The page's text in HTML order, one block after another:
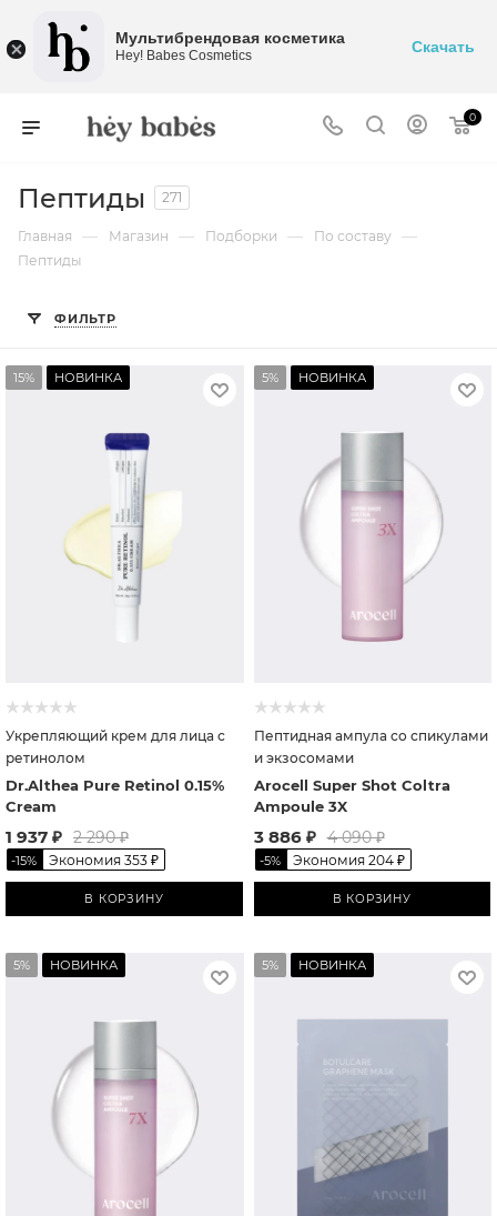
0
Пептиды 271
Главная — Магазин — Подборки — По составу —
Пептиды
ФИЛЬТР
15% НОВИНКА
Укрепляющий крем для лица с
ретинолом
Dr.Althea Pure Retinol 0.15%
Cream
1 937 ₽ 2 290₽
-15% Экономия 353 ₽
В КОРЗИНУ
5% НОВИНКА
Пептидная ампула со спикулами
и экзосомами
Arocell Super Shot Coltra
Ampoule 3X
3 886₽ 4 090₽
-5% Экономия 204₽
В КОРЗИНУ
5% НОВИНКА 5% НОВИНКА
Мультибрендовая косметика
Hey! Babes Cosmetics Скачать